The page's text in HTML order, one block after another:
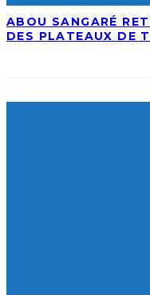
ABOU SANGARÉ
DES PLATEAUX DE